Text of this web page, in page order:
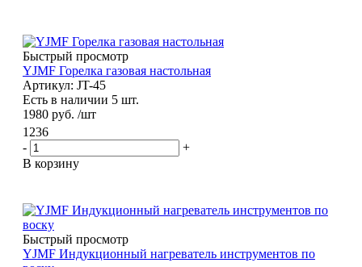
Быстрый просмотр
YJMF Горелка газовая настольная
Артикул: JT-45
Есть в наличии 5 шт.
1980 руб. /шт
1236
-
+
В корзину
Быстрый просмотр
YJMF Индукционный нагреватель инструментов по